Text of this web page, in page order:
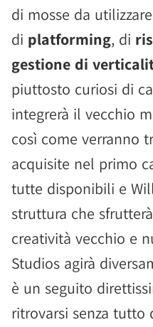
di mosse da
di platforming, di
gestione di
piuttosto curiosi di
integrerà il vecchio
così come verranno
acquisite nel primo
tutte disponibili e
struttura che
creatività vecchio e
Studios agirà
è un seguito
ritrovarsi senza tutto